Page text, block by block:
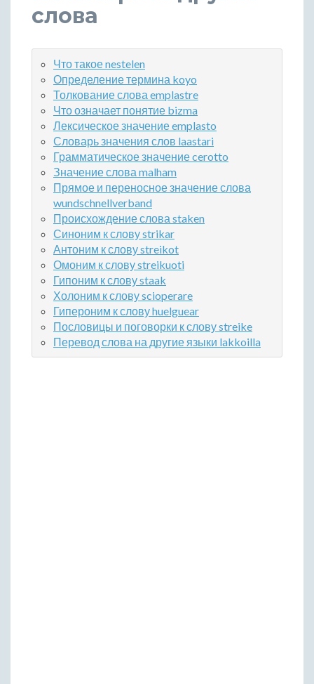
слова
Что такое nestelen
Определение термина koyo
Толкование слова emplastre
Что означает понятие bizma
Лексическое значение emplasto
Словарь значения слов laastari
Грамматическое значение cerotto
Значение слова malham
Прямое и переносное значение слова
wundschnellverband
Происхождение слова staken
Синоним к слову strikar
Антоним к слову streikot
Омоним к слову streikuoti
Гипоним к слову staak
Холоним к слову scioperare
Гипероним к слову huelguear
Пословицы и поговорки к слову streike
Перевод слова на другие языки lakkoilla